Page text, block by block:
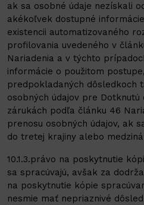
ak sa osobné údaje nezískali
akékoľvek dostupné
existencii automatizovaného
profilovania uvedeného v
Nariadenia a v týchto
informácie o použitom
predpokladaných dôsledkoch
osobných údajov pre
zárukách podľa článku 46
prenosu osobných údajov, ak
do tretej krajiny alebo
10.1.3.právo na poskytnutie
sa spracúvajú, avšak za
na poskytnutie kópie
nesmie mať nepriaznivé